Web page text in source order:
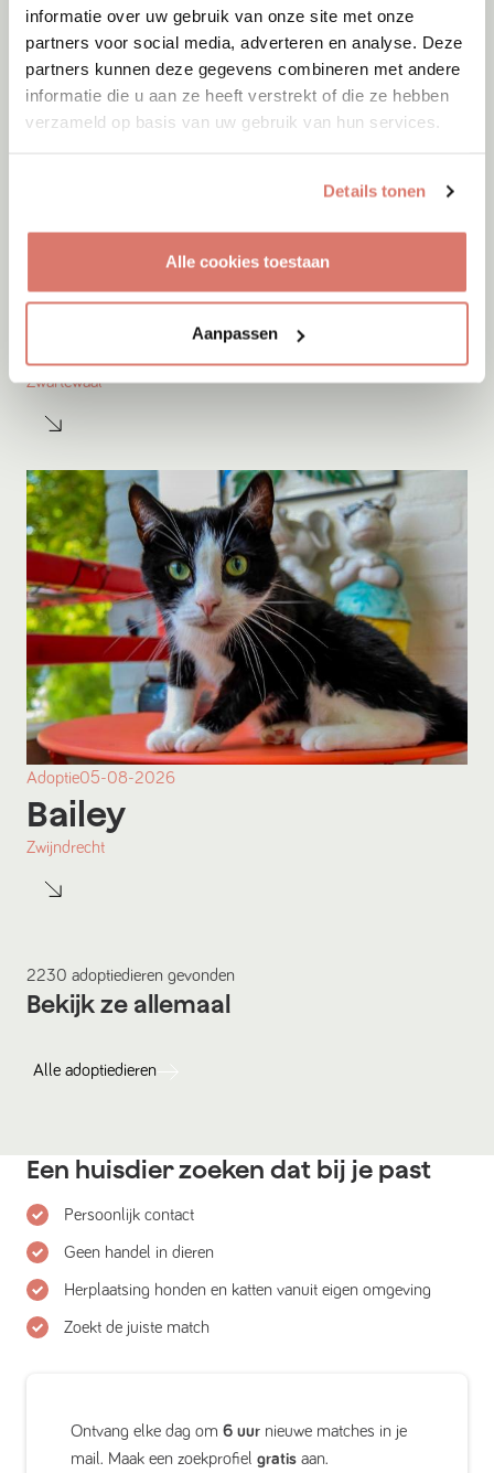
informatie over uw gebruik van onze site met onze
partners voor social media, adverteren en analyse. Deze
partners kunnen deze gegevens combineren met andere
informatie die u aan ze heeft verstrekt of die ze hebben
verzameld op basis van uw gebruik van hun services.
Details tonen
Alle cookies toestaan
Aanpassen
Zwartewaal
Adoptie05-08-2026
Bailey
Zwijndrecht
2230 adoptiedieren gevonden
Bekijk ze allemaal
Alle adoptiedieren
Een huisdier zoeken dat bij je past
Persoonlijk contact
Geen handel in dieren
Herplaatsing honden en katten vanuit eigen omgeving
Zoekt de juiste match
Ontvang elke dag om 6 uur nieuwe matches in je
mail. Maak een zoekprofiel gratis aan.